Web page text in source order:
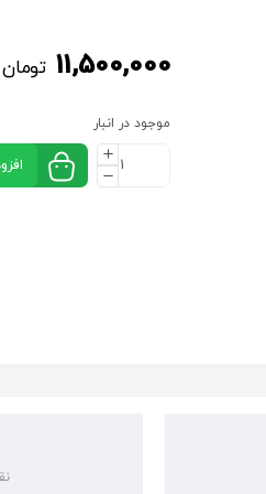
11,500,000 تومان
موجود در انبار